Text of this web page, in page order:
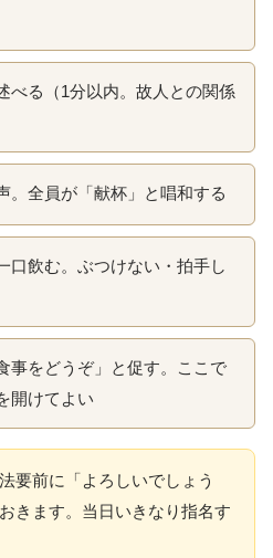
べる（1分以内。故人との関係
。全員が「献杯」と唱和する
口飲む。ぶつけない・拍手し
事をどうぞ」と促す。ここで
開けてよい
要前に「よろしいでしょう
きます。当日いきなり指名す